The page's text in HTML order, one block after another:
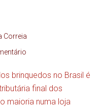
Correia
brinquedos no Brasil é
final dos
maioria numa loja